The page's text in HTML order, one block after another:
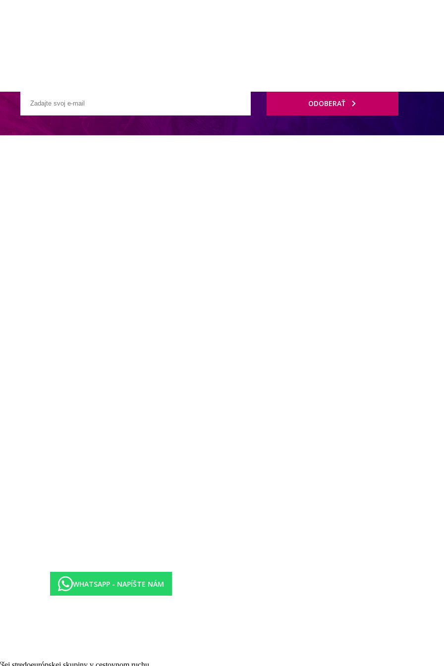
South Ari na Maledivách. Tento rezort s rozlohou približne 600 metrov na dĺžku a 110 metrov na šírku, je známy svojou krásnou
a bohatého podmorského života na koralových útesoch len pár metrov od brehu.
reštaurácia, 3 à la carte reštaurácia (ázijská, francúzska, japonská), 3 bary, posilňovňa, detský klub, SPA, tenisový kurt, centrum vodných
toaleta, župan, fén, klimatizácia, ventilátor, minibar, trezor, TV, Wi-Fi, set na prípravu kávy/čaja, kávovar, terasa (zariadená)
vybavenie)
kúpeľne
- 21:30) v hlavnej bufetovej reštaurácii Lily Maa
alebo Vibes
Tamarind
nápojov vrátane prémiových značiek vo všetkých baroch podľa otváracej doby
sveta
reštauráciách a baroch
snacky, vyberom čaju a kávy, rôznymi džúsmi a nealkoholickými nápojmi
možností:
detí (za poplatok)
ODOBERAŤ
WHATSAPP - NAPÍŠTE NÁM